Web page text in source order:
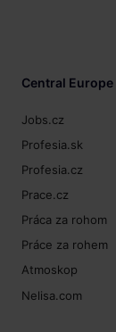
Central Europe
Jobs.cz
Profesia.sk
Profesia.cz
Prace.cz
Práca za rohom
Práce za rohem
Atmoskop
Nelisa.com